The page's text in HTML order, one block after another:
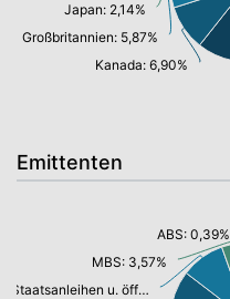
Kanada: 6,90%
Großbritannien: 5,87%
Japan: 2,14%
Emittenten
Staatsanleihen u. öffentl.Anleihen: 6,68%
MBS: 3,57%
ABS: 0,39%